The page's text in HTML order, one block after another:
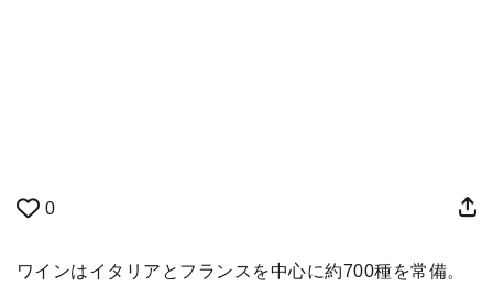
0
ワインはイタリアとフランスを中心に約700種を常備。